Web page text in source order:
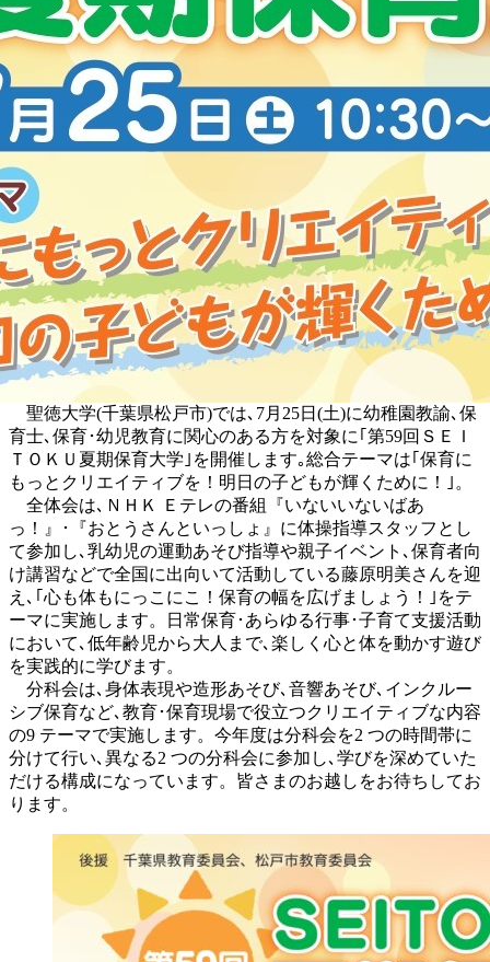
聖徳大学(千葉県松戸市)では､7月25日(土)に幼稚園教諭､保
育士､保育･幼児教育に関心のある方を対象に｢第59回ＳＥＩ
ＴＯＫＵ夏期保育大学｣を開催します｡総合テーマは｢保育に
もっとクリエイティブを！明日の子どもが輝くために！｣。
全体会は､ＮＨＫ Ｅテレの番組『いないいないばあ
っ！』･『おとうさんといっしょ』に体操指導スタッフとし
て参加し､乳幼児の運動あそび指導や親子イベント､保育者向
け講習などで全国に出向いて活動している藤原明美さんを迎
え､｢心も体もにっこにこ！保育の幅を広げましょう！｣をテ
ーマに実施します。日常保育･あらゆる行事･子育て支援活動
において､低年齢児から大人まで､楽しく心と体を動かす遊び
を実践的に学びます。
分科会は､身体表現や造形あそび､音響あそび､インクルー
シブ保育など､教育･保育現場で役立つクリエイティブな内容
の9 テーマで実施します。今年度は分科会を2 つの時間帯に
分けて行い､異なる2 つの分科会に参加し､学びを深めていた
だける構成になっています。皆さまのお越しをお待ちしてお
ります。